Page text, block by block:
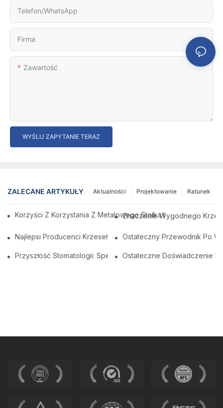
Telefon/WhatsApp
Firma
Zawartość
WYŚLIJ ZAPYTANIE TERAZ
ZALECANE ARTYKUŁY Ratunek
Projektowanie
Aktualności
Korzyści Z Korzystania Z Metalowego Stołka Medycznego W
Znaczenie Wygodnego
Najlepsi Producenci Krzeseł Dentystycznych W Chinach:
Ostateczny Przewodnik Po
Przyszłość Stomatologii: Spersonalizowane Nowoczesne
Ostateczne Doświadczenie